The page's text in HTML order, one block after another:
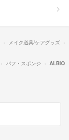
メイク道具/ケアグッズ
パフ・スポンジ
ALBIO